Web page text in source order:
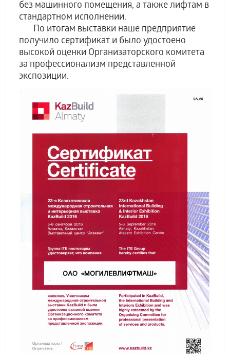
без машинного помещения, а также лифтам в
стандартном исполнении.
По итогам выставки наше предприятие
получило сертификат и было удостоено
высокой оценки Организаторского комитета
за профессионализм представленной
экспозиции.